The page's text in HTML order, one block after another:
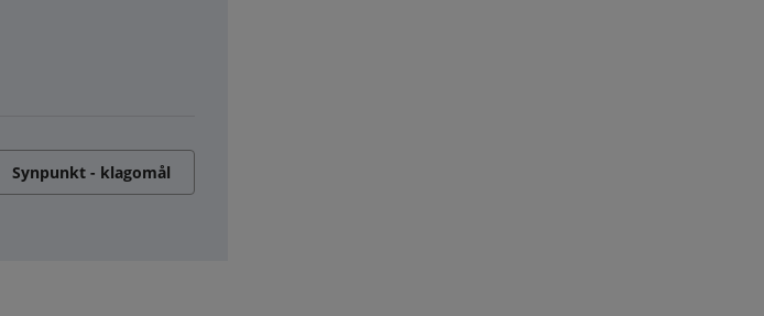
Synpunkt - klagomål